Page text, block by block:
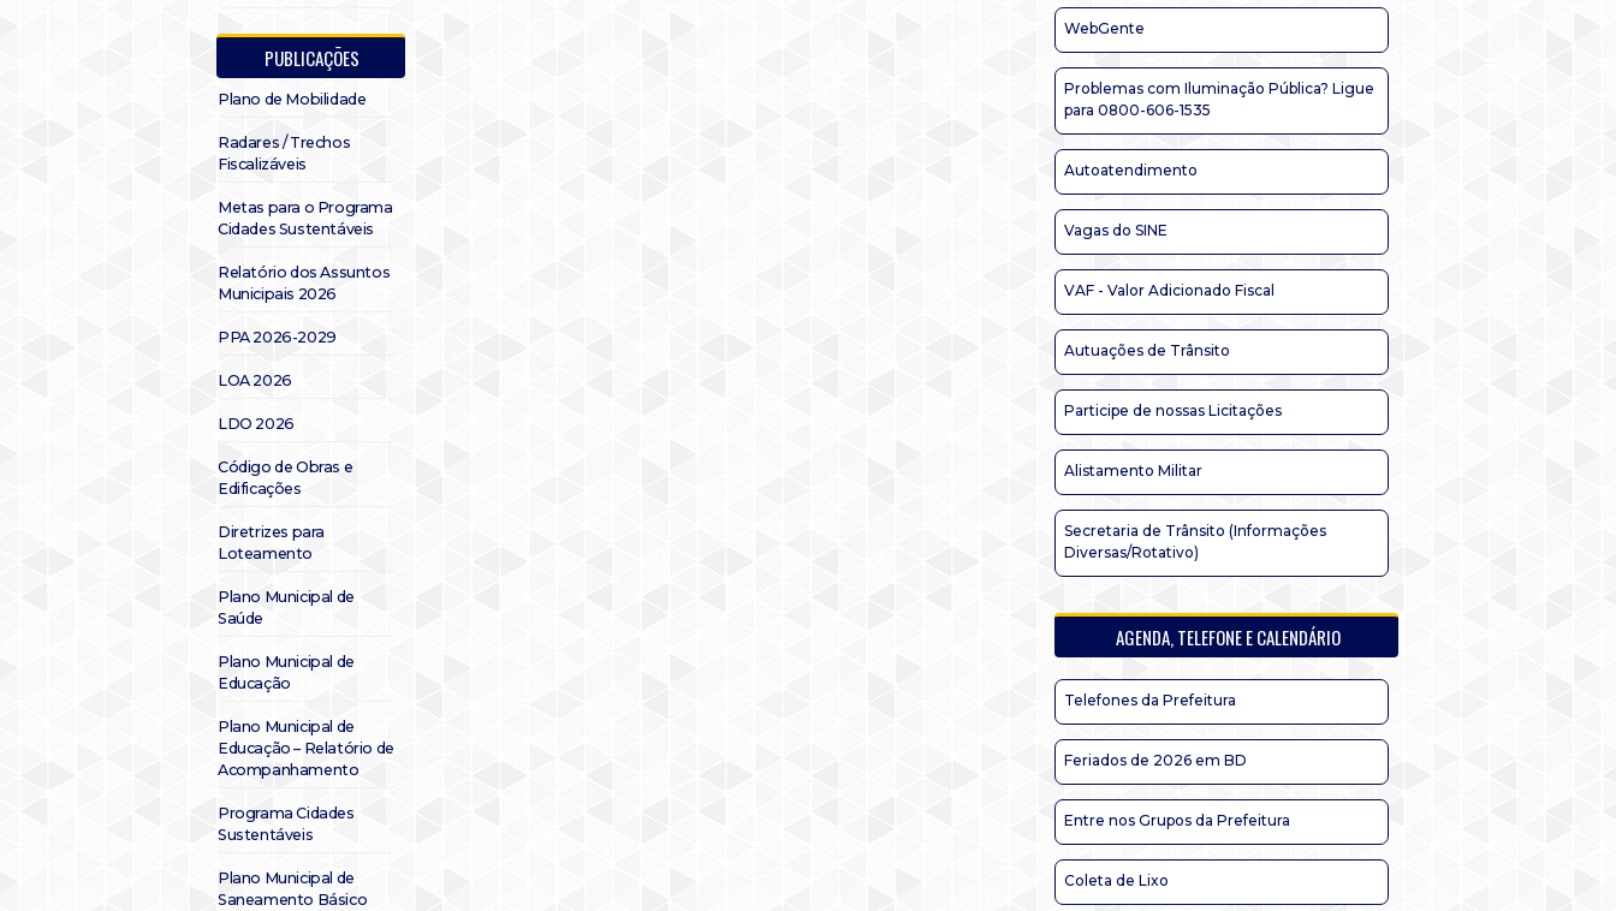
PUBLICAÇÕES
Plano de Mobilidade
Radares / Trechos
Fiscalizáveis
Metas para o Programa
Cidades Sustentáveis
Relatório dos Assuntos
Municipais 2026
PPA 2026-2029
LOA 2026
LDO 2026
Código de Obras e
Edificações
Diretrizes para
Loteamento
Plano Municipal de
Saúde
Plano Municipal de
Educação
Plano Municipal de
Educação – Relatório de
Acompanhamento
Programa Cidades
Sustentáveis
Plano Municipal de
Saneamento Básico
WebGente
Problemas com Iluminação Pública? Ligue
para 0800-606-1535
Autoatendimento
Vagas do SINE
VAF - Valor Adicionado Fiscal
Autuações de Trânsito
Participe de nossas Licitações
Alistamento Militar
Secretaria de Trânsito (Informações
Diversas/Rotativo)
AGENDA, TELEFONE E CALENDÁRIO
Telefones da Prefeitura
Feriados de 2026 em BD
Entre nos Grupos da Prefeitura
Coleta de Lixo